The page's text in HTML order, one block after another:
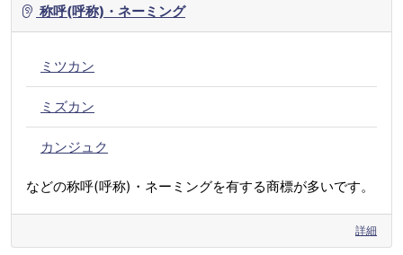
称呼(呼称)・ネーミング
ミツカン
ミズカン
カンジュク
などの称呼(呼称)・ネーミングを有する商標が多いです。
詳細